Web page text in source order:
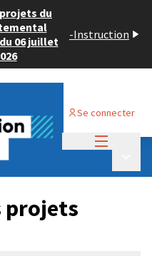
du
06 juillet
-Instruction
Se connecter
projets